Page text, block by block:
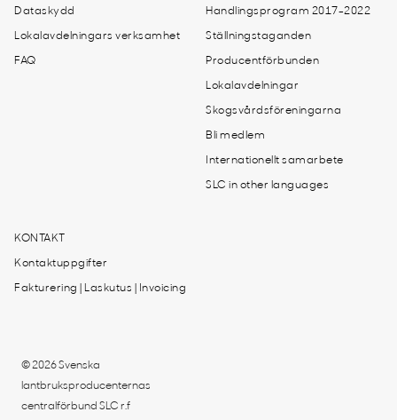
Dataskydd
Lokalavdelningars verksamhet
FAQ
Handlingsprogram 2017-2022
Ställningstaganden
Producentförbunden
Lokalavdelningar
Skogsvårdsföreningarna
Bli medlem
Internationellt samarbete
SLC in other languages
KONTAKT
Kontaktuppgifter
Fakturering | Laskutus | Invoicing
© 2026 Svenska
lantbruksproducenternas
centralförbund SLC r.f